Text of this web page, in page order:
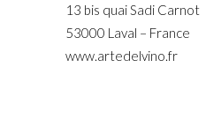
13 bis quai Sadi Carnot
53000 Laval – France
www.artedelvino.fr